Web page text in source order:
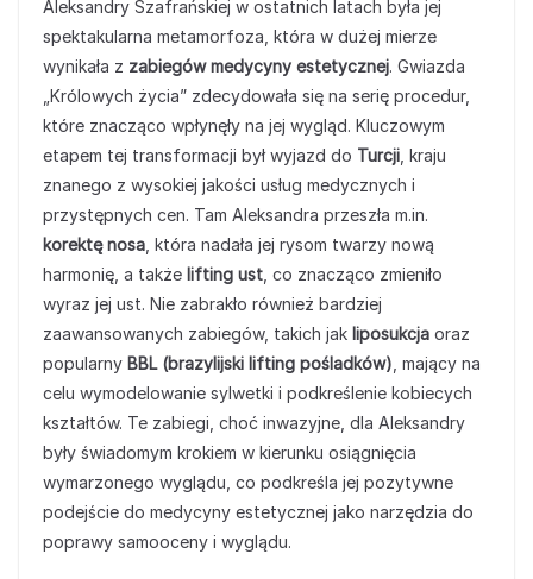
Aleksandry Szafrańskiej w ostatnich latach była jej
spektakularna metamorfoza, która w dużej mierze
wynikała z zabiegów medycyny estetycznej. Gwiazda
„Królowych życia” zdecydowała się na serię procedur,
które znacząco wpłynęły na jej wygląd. Kluczowym
etapem tej transformacji był wyjazd do Turcji , kraju
znanego z wysokiej jakości usług medycznych i
przystępnych cen. Tam Aleksandra przeszła m.in.
korektę nosa , która nadała jej rysom twarzy nową
harmonię, a także lifting ust , co znacząco zmieniło
wyraz jej ust. Nie zabrakło również bardziej
zaawansowanych zabiegów, takich jak liposukcja oraz
popularny BBL (brazylijski lifting pośladków) , mający na
celu wymodelowanie sylwetki i podkreślenie kobiecych
kształtów. Te zabiegi, choć inwazyjne, dla Aleksandry
były świadomym krokiem w kierunku osiągnięcia
wymarzonego wyglądu, co podkreśla jej pozytywne
podejście do medycyny estetycznej jako narzędzia do
poprawy samooceny i wyglądu.